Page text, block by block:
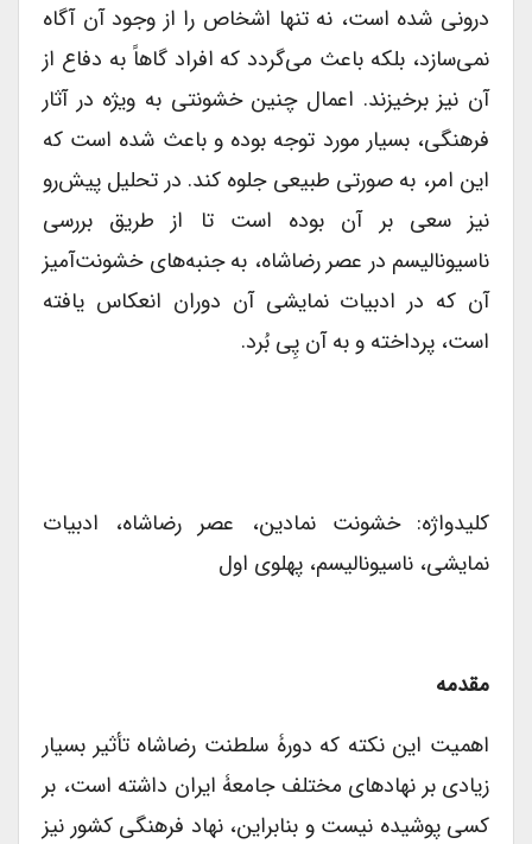
درونی شده است، نه تنها اشخاص را از وجود آن آگاه
نمی‌سازد، بلکه باعث می‌گردد که افراد گاهاً به دفاع از
آن نیز برخیزند. اعمال چنین خشونتی به ویژه در آثار
فرهنگی، بسیار مورد توجه بوده و باعث شده است که
این امر، به صورتی طبیعی جلوه کند. در تحلیل پیش‌رو
نیز سعی بر آن بوده است تا از طریق بررسی
ناسیونالیسم در عصر رضاشاه، به جنبه‌های خشونت‌آمیز
آن که در ادبیات نمایشی آن دوران انعکاس یافته
است، پرداخته و به آن پِی بُرد.
کلید‌واژه: خشونت نمادین، عصر رضاشاه، ادبیات
نمایشی، ناسیونالیسم، پهلوی اول
مقدمه
اهمیت این نکته که دورۀ سلطنت رضاشاه تأثیر بسیار
زیادی بر نهادهای مختلف جامعۀ ایران داشته است، بر
کسی پوشیده نیست و بنابراین، نهاد فرهنگی کشور نیز